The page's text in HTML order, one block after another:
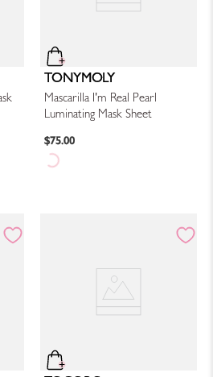
TONYMOLY
Mascarilla I'm Real Pearl
Luminating Mask Sheet
$75.00